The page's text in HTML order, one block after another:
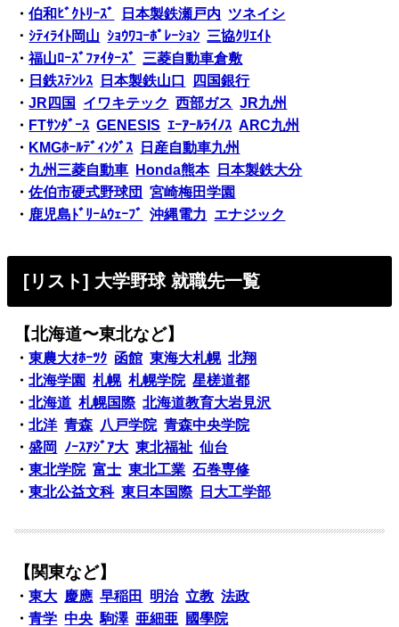
・伯和ﾋﾞｸﾄﾘｰｽﾞ 日本製鉄瀬戸内 ツネイシ
・ ｼﾃｨﾗｲﾄ岡山 ｼｮｳﾜｺｰﾎﾟﾚｰｼｮﾝ 三協ｸﾘｴｲﾄ
・福山ﾛｰｽﾞﾌｧｲﾀｰｽﾞ
三菱自動車倉敷
・ 日鉄ｽﾃﾝﾚｽ 日本製鉄山口
四国銀行
・JR四国 イワキテック 西部ガス JR九州
・ FTｻﾝﾀﾞｰｽ GENESIS ｴｰｱｰﾙﾗｲﾉｽ ARC九州
・ KMGﾎｰﾙﾃﾞｨﾝｸﾞｽ
日産自動車九州
・ 九州三菱自動車 Honda熊本
日本製鉄大分
・佐伯市硬式野球団
宮崎梅田学園
・ 鹿児島ﾄﾞﾘｰﾑｳｪｰﾌﾞ 沖縄電力 エナジック
[リスト] 大学野球 就職先一覧
【北海道〜東北など】
・東農大ｵﾎｰﾂｸ 函館 東海大札幌 北翔
・北海学園 札幌 札幌学院 星槎道都
・北海道 札幌国際 北海道教育大岩見沢
・北洋 青森 八戸学院 青森中央学院
・盛岡 ﾉｰｽｱｼﾞｱ大 東北福祉 仙台
・東北学院 富士 東北工業 石巻専修
・東北公益文科 東日本国際 日大工学部
【関東など】
・東大 慶應 早稲田 明治 立教 法政
・青学 中央 駒澤 亜細亜
國學院